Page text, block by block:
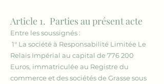
Article 1. Parties au présent acte
Entre les soussignés :
1° La sociétéà Responsabilité Limitée Le
Relais Impérial au capital de 776 200
Euros, immatriculée au Registre du
commerce et des sociétés de Grasse sous